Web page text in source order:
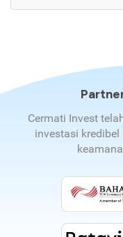
Cermati Invest
investasi